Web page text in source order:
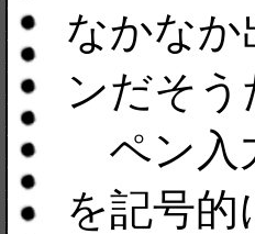
なかなか
ンだそう
ペン入
を記号